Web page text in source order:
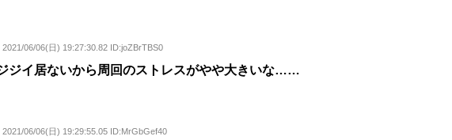
2021/06/06(日) 19:27:30.82 ID:joZBrTBS0
ジイ居ないから周回のストレスがやや大きいな……
2021/06/06(日) 19:29:55.05 ID:MrGbGef40